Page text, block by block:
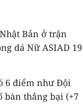
Bản ở trận
dá Nữ ASIAD 19
6 điểm như Đội
bàn thắng bại (+7